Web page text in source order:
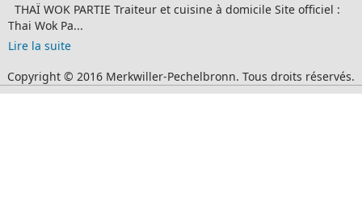
PARTIE Traiteur et cuisine à domicile Site officiel :
Pa...
suite
Copyright © 2016 Merkwiller-Pechelbronn. Tous droits réservés.